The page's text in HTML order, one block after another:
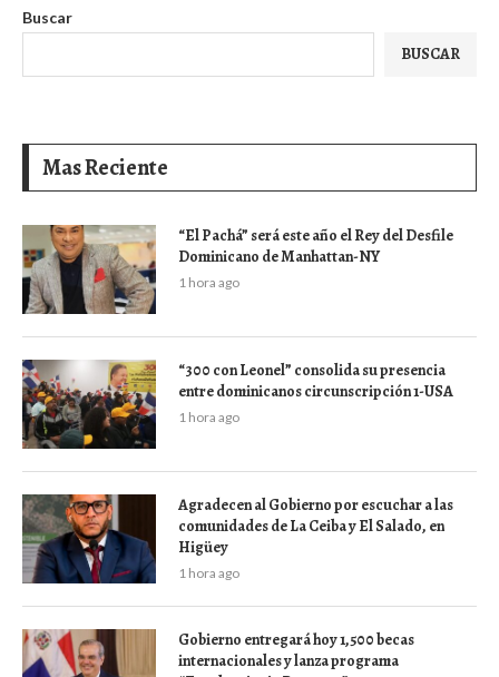
Buscar
BUSCAR
Mas Reciente
“El Pachá” será este año el Rey del Desfile
Dominicano de Manhattan-NY
1 hora ago
“300 con Leonel” consolida su presencia
entre dominicanos circunscripción 1-USA
1 hora ago
Agradecen al Gobierno por escuchar a las
comunidades de La Ceiba y El Salado, en
Higüey
1 hora ago
Gobierno entregará hoy 1,500 becas
internacionales y lanza programa